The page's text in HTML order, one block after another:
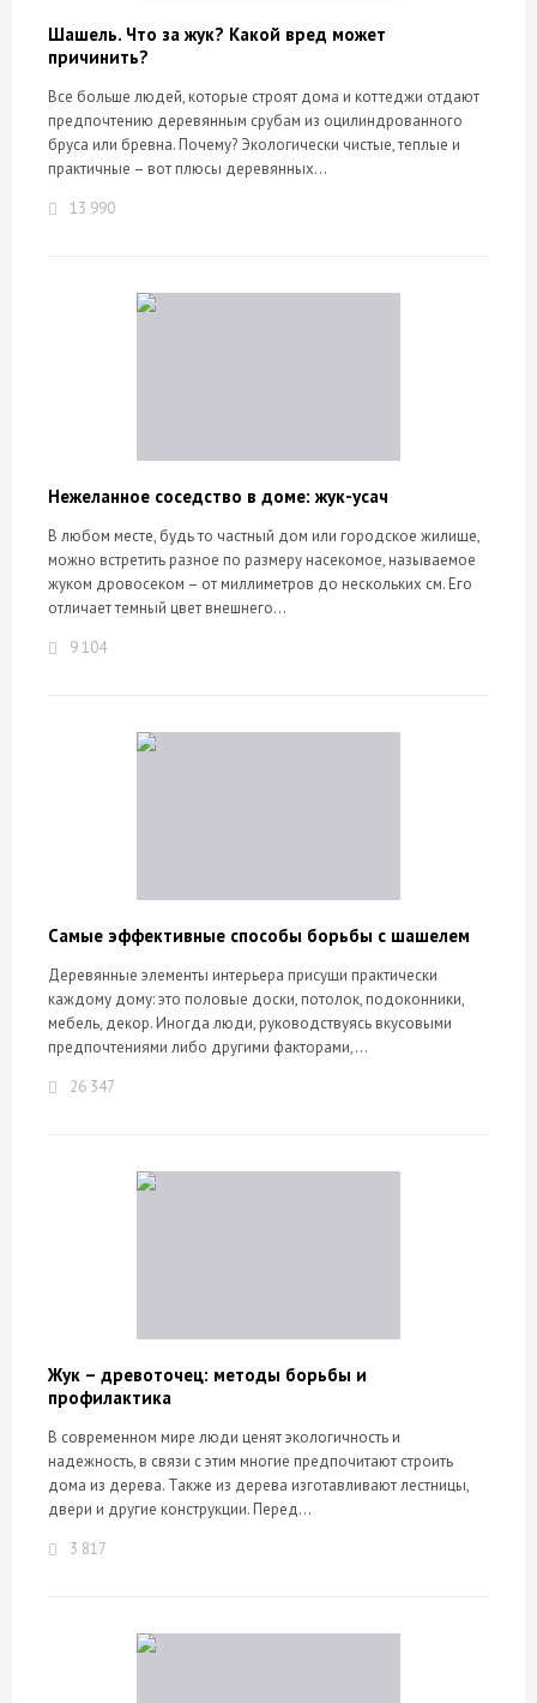
Шашель. Что за жук? Какой вред может
причинить?
Все больше людей, которые строят дома и коттеджи отдают
предпочтению деревянным срубам из оцилиндрованного
бруса или бревна. Почему? Экологически чистые, теплые и
практичные – вот плюсы деревянных...
13 990
Нежеланное соседство в доме: жук-усач
В любом месте, будь то частный дом или городское жилище,
можно встретить разное по размеру насекомое, называемое
жуком дровосеком – от миллиметров до нескольких см. Его
отличает темный цвет внешнего...
9 104
Самые эффективные способы борьбы с шашелем
Деревянные элементы интерьера присущи практически
каждому дому: это половые доски, потолок, подоконники,
мебель, декор. Иногда люди, руководствуясь вкусовыми
предпочтениями либо другими факторами,...
26 347
Жук – древоточец: методы борьбы и
профилактика
В современном мире люди ценят экологичность и
надежность, в связи с этим многие предпочитают строить
дома из дерева. Также из дерева изготавливают лестницы,
двери и другие конструкции. Перед...
3 817